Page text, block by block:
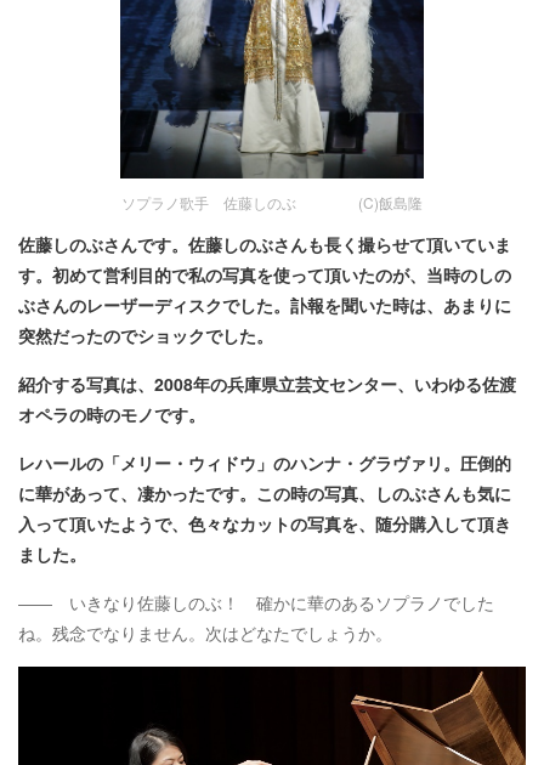
ソプラノ歌手 佐藤しのぶ (C)飯島隆
佐藤しのぶさんです。佐藤しのぶさんも長く撮らせて頂いていま
す。初めて営利目的で私の写真を使って頂いたのが、当時のしの
ぶさんのレーザーディスクでした。訃報を聞いた時は、あまりに
突然だったのでショックでした。
紹介する写真は、2008年の兵庫県立芸文センター、いわゆる佐渡
オペラの時のモノです。
レハールの「メリー・ウィドウ」のハンナ・グラヴァリ。圧倒的
に華があって、凄かったです。この時の写真、しのぶさんも気に
入って頂いたようで、色々なカットの写真を、随分購入して頂き
ました。
―― いきなり佐藤しのぶ！ 確かに華のあるソプラノでした
ね。残念でなりません。次はどなたでしょうか。